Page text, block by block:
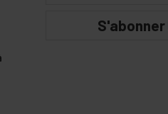
S'abonner